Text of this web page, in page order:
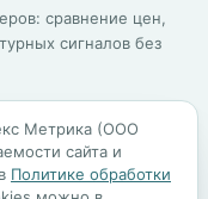
сравнение цен,
сигналов без
Метрика (ООО
сайта и
Политике обработки